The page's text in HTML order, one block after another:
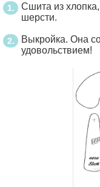
Сшита из
шерсти.
Выкройка. Она
удовольствием!